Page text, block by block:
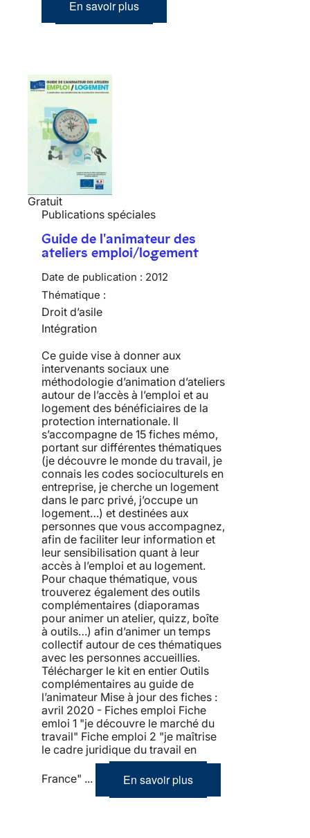
En savoir plus
Gratuit
Publications spéciales
Guide de l'animateur des
ateliers emploi/logement
Date de publication : 2012
Thématique :
Droit d’asile
Intégration
Ce guide vise à donner aux
intervenants sociaux une
méthodologie d’animation d’ateliers
autour de l’accès à l’emploi et au
logement des bénéficiaires de la
protection internationale. Il
s’accompagne de 15 fiches mémo,
portant sur différentes thématiques
(je découvre le monde du travail, je
connais les codes socioculturels en
entreprise, je cherche un logement
dans le parc privé, j’occupe un
logement…) et destinées aux
personnes que vous accompagnez,
afin de faciliter leur information et
leur sensibilisation quant à leur
accès à l’emploi et au logement.
Pour chaque thématique, vous
trouverez également des outils
complémentaires (diaporamas
pour animer un atelier, quizz, boîte
à outils…) afin d’animer un temps
collectif autour de ces thématiques
avec les personnes accueillies.
Télécharger le kit en entier Outils
complémentaires au guide de
l’animateur Mise à jour des fiches :
avril 2020 - Fiches emploi Fiche
emloi 1 "je découvre le marché du
travail" Fiche emploi 2 "je maîtrise
le cadre juridique du travail en
France" ... En savoir plus